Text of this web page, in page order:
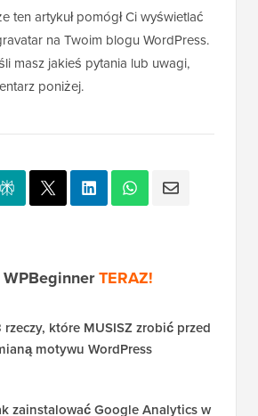
ten artykuł pomógł Ci wyświetlać
na Twoim blogu WordPress.
masz jakieś pytania lub uwagi,
rzeczy, które MUSISZ zrobić przed